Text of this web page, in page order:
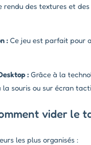
rendu des textures et
: Ce jeu est parfait pour
: Grâce à la
souris ou sur écran
vider le
les plus organisés :